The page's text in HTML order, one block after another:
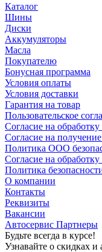
Каталог
Шины
Диски
Аккумуляторы
Масла
Покупателю
Бонусная программа
Условия оплаты
Условия доставки
Гарантия на товар
Пользовательское
Согласие на
Согласие на
Политика ООО
Согласие на
Политика
О компании
Контакты
Реквизиты
Вакансии
Автосервис Партнеры
Будьте всегда в курсе!
Узнавайте о скидках